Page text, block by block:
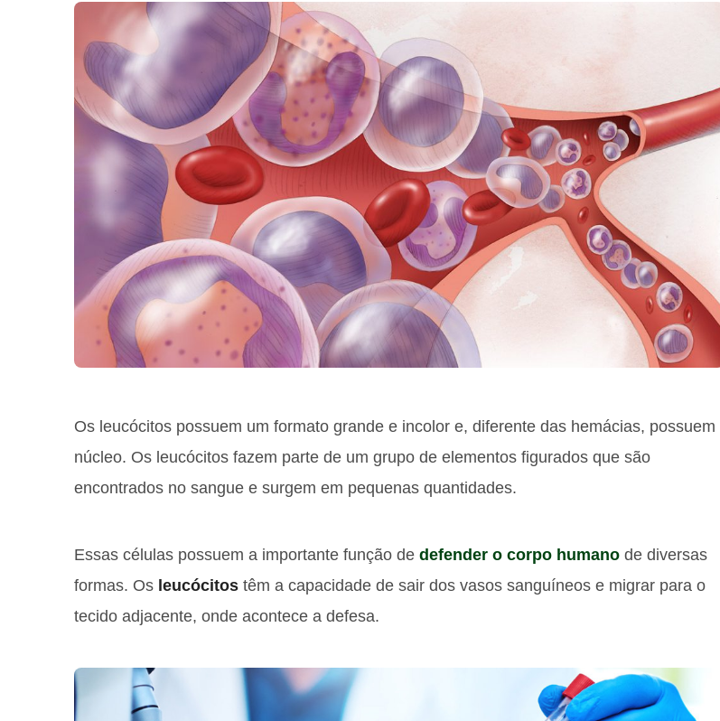
Os leucócitos possuem um formato grande e incolor e, diferente das hemácias, possuem
núcleo. Os leucócitos fazem parte de um grupo de elementos figurados que são
encontrados no sangue e surgem em pequenas quantidades.
Essas células possuem a importante função de defender o corpo humano de diversas
formas. Os leucócitos têm a capacidade de sair dos vasos sanguíneos e migrar para o
tecido adjacente, onde acontece a defesa.